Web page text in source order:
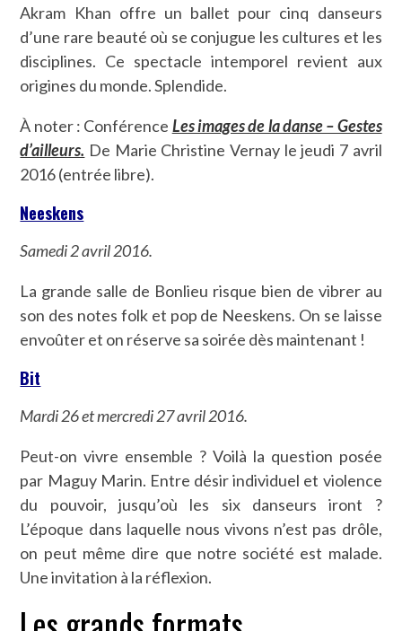
Akram Khan offre un ballet pour cinq danseurs
d’une rare beauté où se conjugue les cultures et les
disciplines. Ce spectacle intemporel revient aux
origines du monde. Splendide.
À noter : Conférence Les images de la danse – Gestes
d’ailleurs. De Marie Christine Vernay le jeudi 7 avril
2016 (entrée libre).
Neeskens
Samedi 2 avril 2016.
La grande salle de Bonlieu risque bien de vibrer au
son des notes folk et pop de Neeskens. On se laisse
envoûter et on réserve sa soirée dès maintenant !
Bit
Mardi 26 et mercredi 27 avril 2016.
Peut-on vivre ensemble ? Voilà la question posée
par Maguy Marin. Entre désir individuel et violence
du pouvoir, jusqu’où les six danseurs iront ?
L’époque dans laquelle nous vivons n’est pas drôle,
on peut même dire que notre société est malade.
Une invitation à la réflexion.